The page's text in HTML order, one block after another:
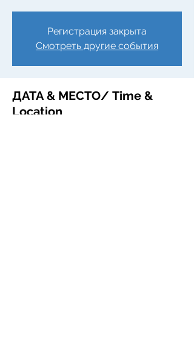
Регистрация закрыта
Смотреть другие события
ДАТА & МЕСТО/ Time &
Location